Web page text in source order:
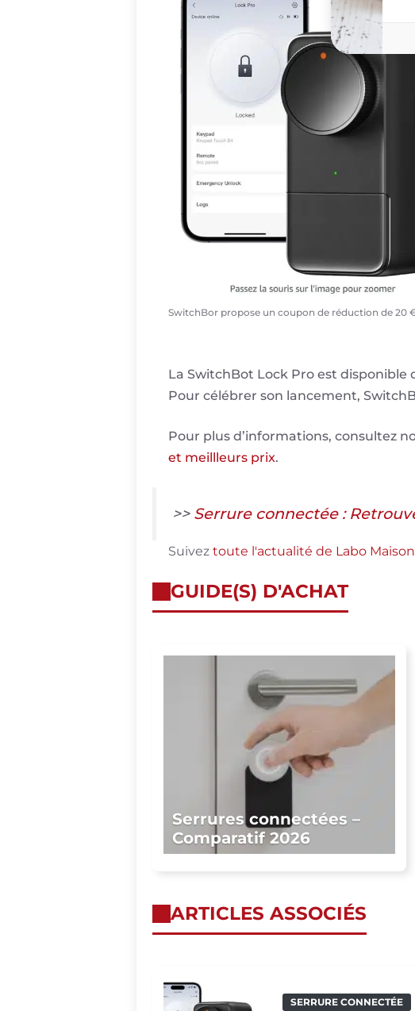
SwitchBor propose un coupon de réduction de 20
La SwitchBot Lock Pro est disponible
Pour célébrer son lancement,
Pour plus d’informations, consultez
et meillleurs prix.
>> Serrure connectée :
Suivez toute l'actualité de Labo
GUIDE(S) D'ACHAT
Serrures connectées –
Comparatif 2026
ARTICLES ASSOCIÉS
SERRURE CONNECTÉE